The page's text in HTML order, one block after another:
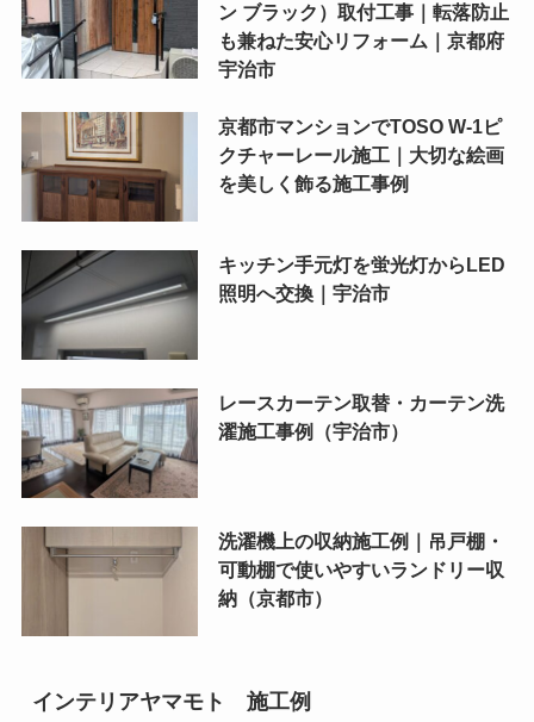
ン ブラック）取付工事｜転落防止
も兼ねた安心リフォーム｜京都府
宇治市
京都市マンションでTOSO W-1ピ
クチャーレール施工｜大切な絵画
を美しく飾る施工事例
キッチン手元灯を蛍光灯からLED
照明へ交換｜宇治市
レースカーテン取替・カーテン洗
濯施工事例（宇治市）
洗濯機上の収納施工例｜吊戸棚・
可動棚で使いやすいランドリー収
納（京都市）
インテリアヤマモト 施工例